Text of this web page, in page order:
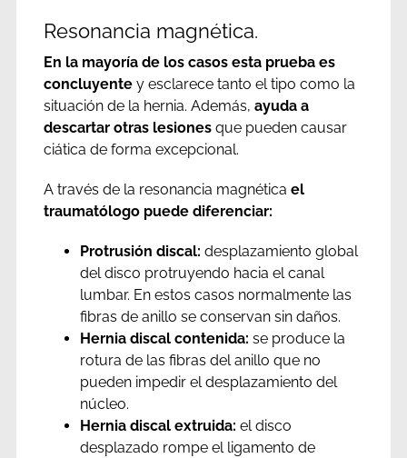
Resonancia magnética.
En la mayoría de los casos esta prueba es
concluyentey esclarece tanto el tipo como la
situación de la hernia. Además, ayuda a
descartar otras lesionesque pueden causar
ciática de forma excepcional.
A través de la resonancia magnética el
traumatólogo puede diferenciar:
Protrusión discal: desplazamiento global
del disco protruyendo hacia el canal
lumbar. En estos casos normalmente las
fibras de anillo se conservan sin daños.
Hernia discal contenida: se produce la
rotura de las fibras del anillo que no
pueden impedir el desplazamiento del
núcleo.
Hernia discal extruida: el disco
desplazado rompe el ligamento de